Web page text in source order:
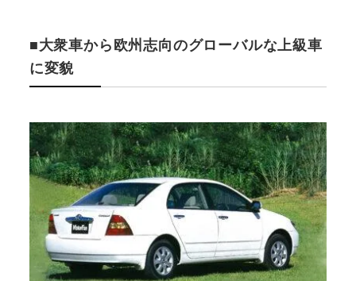
■大衆車から欧州志向のグローバルな上級車
に変貌